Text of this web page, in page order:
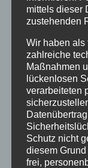
schreiben :
WhatsApp :
mittels dieser
zustehenden
Wir haben als
zahlreiche
Maßnahmen
lückenlosen
verarbeiteten
Schutz nicht
diesem
frei,